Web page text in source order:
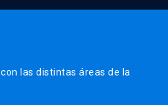
las distintas áreas de la